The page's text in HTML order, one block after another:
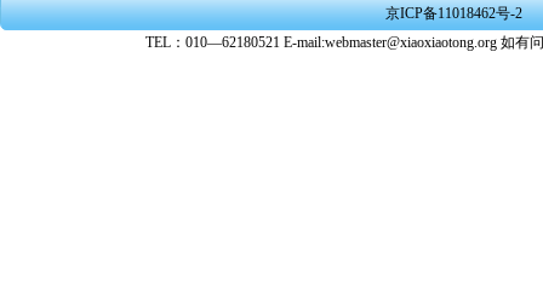
京ICP备11018462号-2
TEL：010—62180521 E-mail:webmaster@xiaoxiaotong.org 如